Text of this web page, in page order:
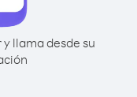
llama desde su